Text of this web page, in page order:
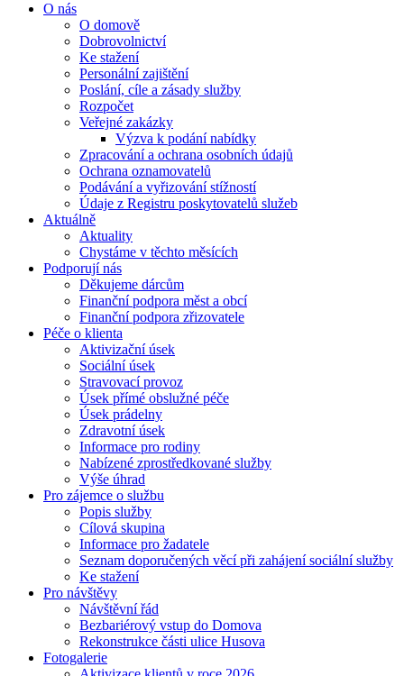
O nás
O domově
Dobrovolnictví
Ke stažení
Personální zajištění
Poslání, cíle a zásady služby
Rozpočet
Veřejné zakázky
Výzva k podání nabídky
Zpracování a ochrana osobních údajů
Ochrana oznamovatelů
Podávání a vyřizování stížností
Údaje z Registru poskytovatelů služeb
Aktuálně
Aktuality
Chystáme v těchto měsících
Podporují nás
Děkujeme dárcům
Finanční podpora měst a obcí
Finanční podpora zřizovatele
Péče o klienta
Aktivizační úsek
Sociální úsek
Stravovací provoz
Úsek přímé obslužné péče
Úsek prádelny
Zdravotní úsek
Informace pro rodiny
Nabízené zprostředkované služby
Výše úhrad
Pro zájemce o službu
Popis služby
Cílová skupina
Informace pro žadatele
Seznam doporučených věcí při zahájení sociální služby
Ke stažení
Pro návštěvy
Návštěvní řád
Bezbariérový vstup do Domova
Rekonstrukce části ulice Husova
Fotogalerie